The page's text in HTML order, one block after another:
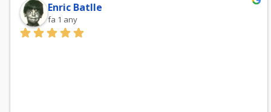
Enric Batlle
fa 1 any